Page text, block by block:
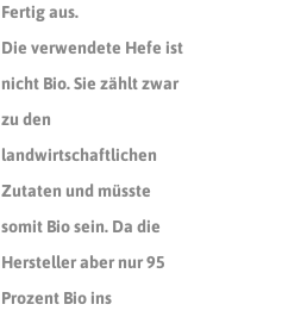
Fertig aus.
Die verwendete Hefe ist
nicht Bio. Sie zählt zwar
zu den
landwirtschaftlichen
Zutaten und müsste
somit Bio sein. Da die
Hersteller aber nur 95
Prozent Bio ins